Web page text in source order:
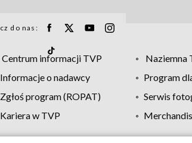
do nas:
Centrum informacji TVP Naziemna
Informacje o nadawcy
Program
Zgłoś program (ROPAT)
Serwis
Kariera w TVP